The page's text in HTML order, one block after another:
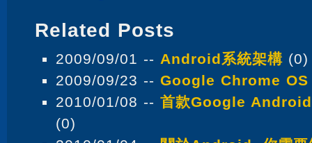
Related Posts
2009/09/01 -- Android系統架構 (0)
2009/09/23 -- Google Chrome OS
2010/01/08 -- 首款Google Android
(0)